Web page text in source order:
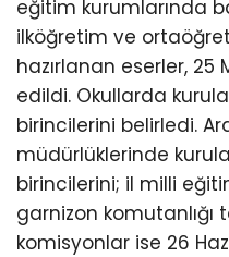
eğitim kurumlarında
ilköğretim ve
hazırlanan eserler, 25
edildi. Okullarda
birincilerini belirledi.
müdürlüklerinde
birincilerini; il milli
garnizon
komisyonlar ise 26